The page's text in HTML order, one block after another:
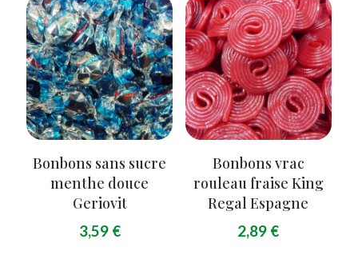
Bonbons sans sucre
menthe douce
Geriovit
3,59 €
Bonbons vrac
rouleau fraise King
Regal Espagne
2,89 €